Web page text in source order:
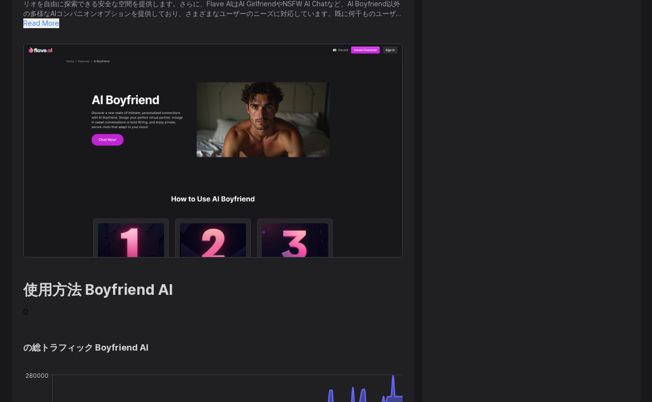
リオを自由に探索できる安全な空間を提供します。さらに、Flave AIはAI GirlfriendやNSFW AI Chatなど、AI Boyfriend以外
の多様なAIコンパニオンオプションを提供しており、さまざまなユーザーのニーズに対応しています。既に何千ものユーザー
がこれらのAIコンパニオンを受け入れており、Flaveは単なるバーチャルボーイフレンドの提供者としてだけでなく、カスタ
にパーソナライズされた旅を今日から始めるよう招待しています。
Read More
使用方法 Boyfriend AI
0
の総トラフィック Boyfriend AI
280000